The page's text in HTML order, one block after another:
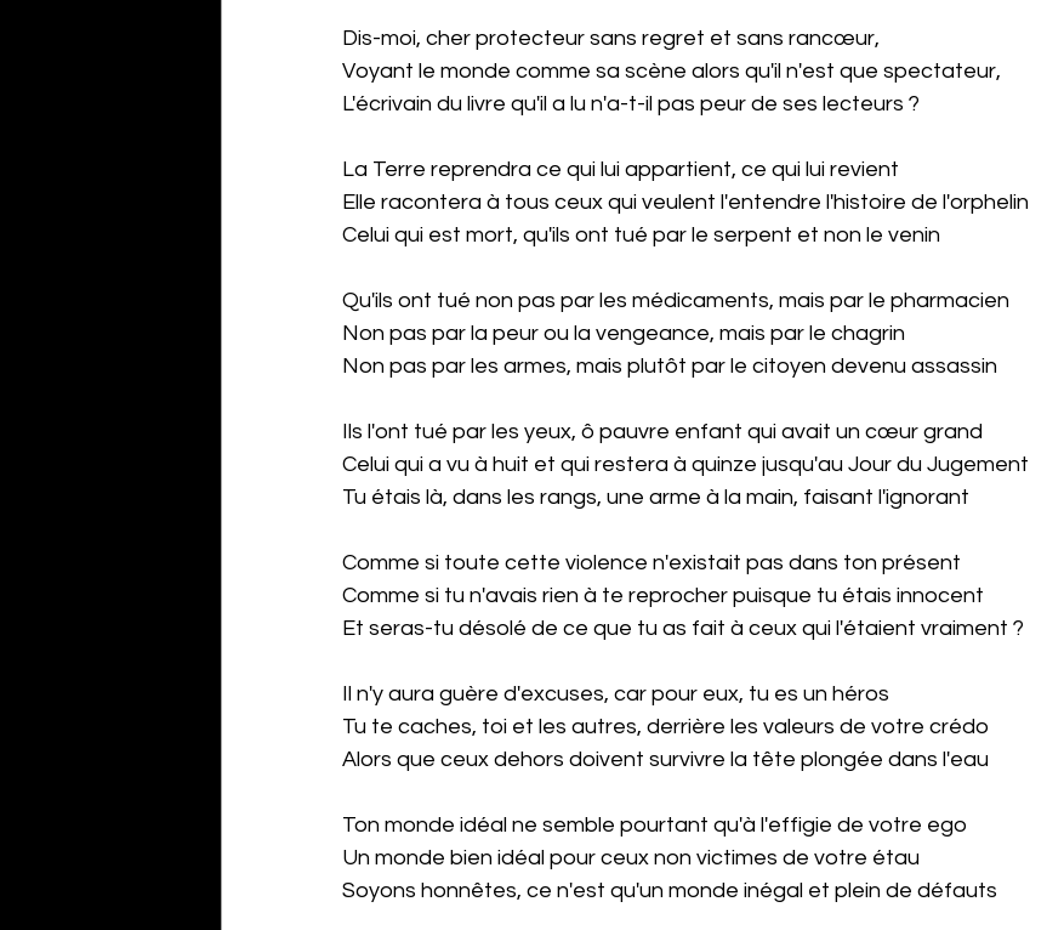
Dis-moi, cher protecteur sans regret et sans rancœur,
Voyant le monde comme sa scène alors qu'il n'est que spectateur,
L'écrivain du livre qu'il a lu n'a-t-il pas peur de ses lecteurs ?
La Terre reprendra ce qui lui appartient, ce qui lui revient
Elle racontera à tous ceux qui veulent l'entendre l'histoire de l'orphelin
Celui qui est mort, qu'ils ont tué par le serpent et non le venin
Qu'ils ont tué non pas par les médicaments, mais par le pharmacien
Non pas par la peur ou la vengeance, mais par le chagrin
Non pas par les armes, mais plutôt par le citoyen devenu assassin
Ils l'ont tué par les yeux, ô pauvre enfant qui avait un cœur grand
Celui qui a vu à huit et qui restera à quinze jusqu'au Jour du Jugement
Tu étais là, dans les rangs, une arme à la main, faisant l'ignorant
Comme si toute cette violence n'existait pas dans ton présent
Comme si tu n'avais rien à te reprocher puisque tu étais innocent
Et seras-tu désolé de ce que tu as fait à ceux qui l'étaient vraiment ?
Il n'y aura guère d'excuses, car pour eux, tu es un héros
Tu te caches, toi et les autres, derrière les valeurs de votre crédo
Alors que ceux dehors doivent survivre la tête plongée dans l'eau
Ton monde idéal ne semble pourtant qu'à l'effigie de votre ego
Un monde bien idéal pour ceux non victimes de votre étau
Soyons honnêtes, ce n'est qu'un monde inégal et plein de défauts